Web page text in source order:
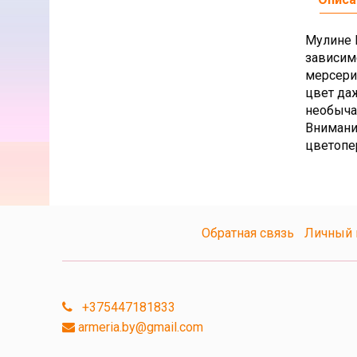
Мулине
цвет
Обратная связь Личный
+375447181833
armeria.by@gmail.com